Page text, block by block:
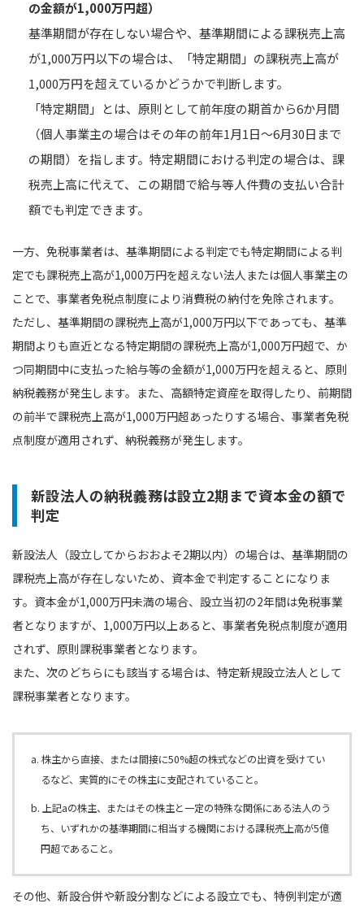
の金額が1,000万円超）
基準期間が存在しない場合や、基準期間による課税売上高
が1,000万円以下の場合は、「特定期間」の課税売上高が
1,000万円を超えているかどうかで判断します。
「特定期間」とは、原則として前年度の期首から6か月間
（個人事業主の場合はその年の前年1月1日〜6月30日まで
の期間）を指します。特定期間における判定の場合は、課
税売上高に代えて、この期間で給与等人件費の支払い合計
額でも判定できます。
一方、免税事業者は、基準期間による判定でも特定期間による判
定でも課税売上高が1,000万円を超えない法人または個人事業主の
ことで、事業者免税点制度により消費税の納付を免除されます。
ただし、基準期間の課税売上高が1,000万円以下であっても、基準
期間よりも直近となる特定期間の課税売上高が1,000万円超で、か
つ同期間中に支払った給与等の金額が1,000万円を超えると、原則
納税義務が発生します。また、高額特定資産を取得したり、前期間
の前半で課税売上高が1,000万円超あったりする場合、事業者免税
点制度が適用されず、納税義務が発生します。
新設法人の納税義務は設立2期まで資本金の額で
判定
新設法人（設立してからおおよそ2期以内）の場合は、基準期間の
課税売上高が存在しないため、資本金で判定することになりま
す。資本金が1,000万円未満の場合、設立当初の2年間は免税事業
者となりますが、1,000万円以上あると、事業者免税点制度が適用
されず、原則課税事業者となります。
また、次のどちらにも該当する場合は、特定新規設立法人として
課税事業者となります。
a. 株主から直接、または間接に50%超の株式などの出資を受けてい
るなど、実質的にその株主に支配されていること。
b. 上記aの株主、またはその株主と一定の特殊な関係にある法人のう
ち、いずれかの基準期間に相当する機関における課税売上高が5億
円超であること。
その他、新設合併や新設分割などによる設立でも、特例判定が適